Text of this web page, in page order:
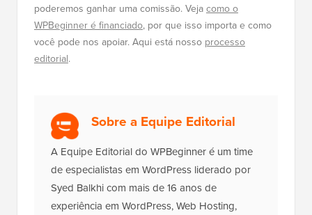
poderemos ganhar uma comissão. Vejacomo o
WPBeginner é financiado, por que isso importa e como
você pode nos apoiar. Aqui está nosso processo
editorial.
Sobre a Equipe Editorial
A Equipe Editorial do WPBeginner é um time
de especialistas em WordPress liderado por
Syed Balkhi com mais de 16 anos de
experiência em WordPress, Web Hosting,